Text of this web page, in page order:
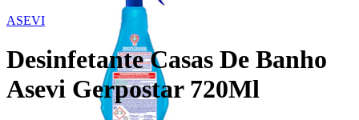
ASEVI
Desinfetante Casas De Banho
Asevi Gerpostar 720Ml